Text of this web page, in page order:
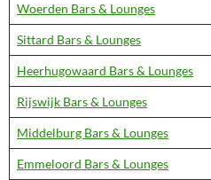
Woerden Bars & Lounges
Sittard Bars & Lounges
Heerhugowaard Bars & Lounges
Rijswijk Bars & Lounges
Middelburg Bars & Lounges
Emmeloord Bars & Lounges